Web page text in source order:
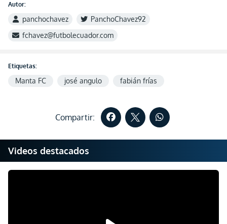
Autor:
panchochavez
PanchoChavez92
fchavez@futbolecuador.com
Etiquetas:
Manta FC josé angulo fabián frías
Compartir:
Videos destacados